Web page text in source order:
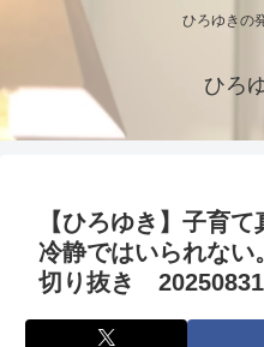
ひろゆきの
ひろ
【ひろゆき】子育
冷静ではいられな
切り抜き 20250831